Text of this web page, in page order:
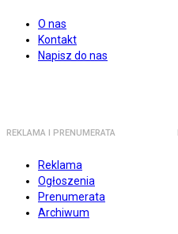
O nas
Kontakt
Napisz do nas
REKLAMA I PRENUMERATA
Reklama
Ogłoszenia
Prenumerata
Archiwum